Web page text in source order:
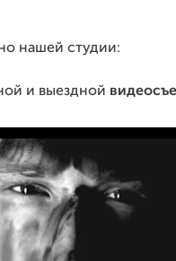
нашей студии:
и выездной